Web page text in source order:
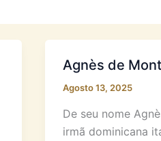
Agnès de
Agosto 13, 2025
De seu nome
irmã dominicana